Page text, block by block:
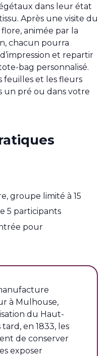
dans leur état
Après une visite du
animée par la
chacun pourra
et repartir
bag personnalisé.
feuilles et les fleurs
un pré ou dans votre
groupe limité à 15
5 participants
pour
à Mulhouse,
du Haut-
en 1833, les
de conserver
exposer